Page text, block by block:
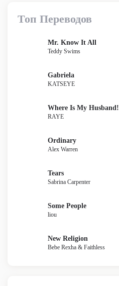
Топ Переводов
Mr. Know It All
Teddy Swims
Gabriela
KATSEYE
Where Is My Husband!
RAYE
Ordinary
Alex Warren
Tears
Sabrina Carpenter
Some People
liou
New Religion
Bebe Rexha & Faithless